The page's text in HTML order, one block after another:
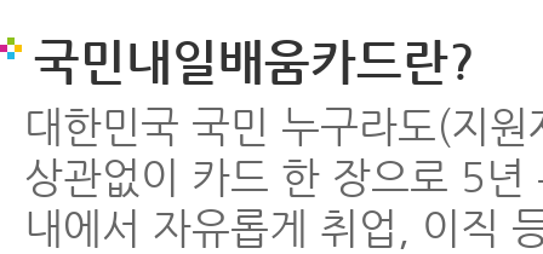
국민내일배움카드란?
대한민국 국민 누구라도(지
상관없이 카드 한 장으로 5
내에서 자유롭게 취업, 이직